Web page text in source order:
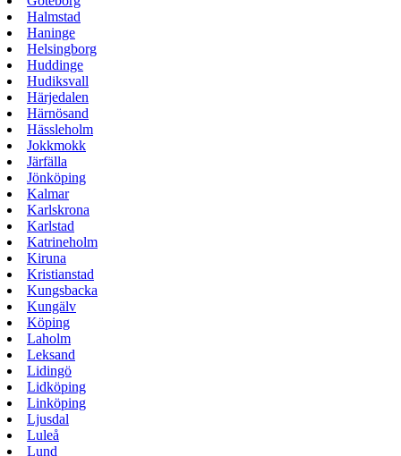
Halmstad
Haninge
Helsingborg
Huddinge
Hudiksvall
Härjedalen
Härnösand
Hässleholm
Jokkmokk
Järfälla
Jönköping
Kalmar
Karlskrona
Karlstad
Katrineholm
Kiruna
Kristianstad
Kungsbacka
Kungälv
Köping
Laholm
Leksand
Lidingö
Lidköping
Linköping
Ljusdal
Luleå
Lund